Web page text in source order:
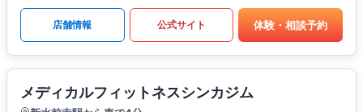
店舗情報 公式サイト 体験・相談予約
メディカルフィットネスシンカジム